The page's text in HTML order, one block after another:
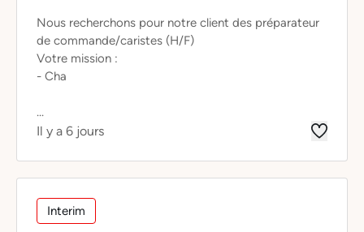
Nous recherchons pour notre client des préparateur
de commande/caristes (H/F)
Votre mission :
- Cha
...
Il y a 6 jours
Interim